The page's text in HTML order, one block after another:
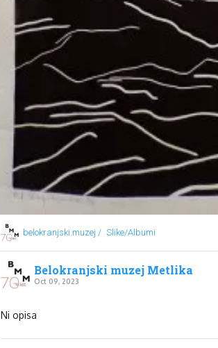
belokranjski.muzej / Slike/Albumi
Belokranjski muzej Metlika
Oct 09, 2023
Ni opisa